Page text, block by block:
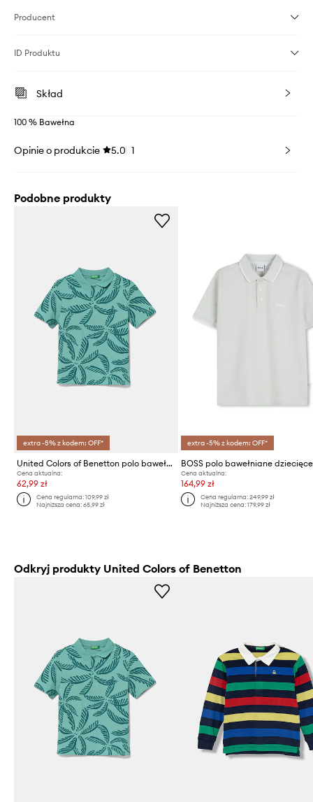
Producent
ID Produktu
Skład
100 % Bawełna
Opinie o produkcie 5.0 1
Podobne produkty
extra -5% z kodem: OFF*
United Colors of Benetton polo bawełniane dziecięce
Cena aktualna:
62,99 zł
Cena regularna:109,99 zł
Najniższa cena:65,99 zł
extra -5% z kodem: OFF*
BOSS polo bawełniane dziecięce
Cena aktualna:
164,99 zł
Cena regularna: 249,99 zł
Najniższa cena: 179,99 zł
Odkryj produkty United Colors of Benetton